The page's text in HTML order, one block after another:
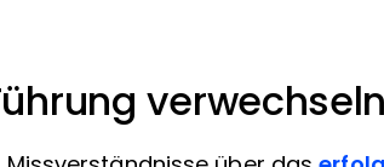
verwechseln